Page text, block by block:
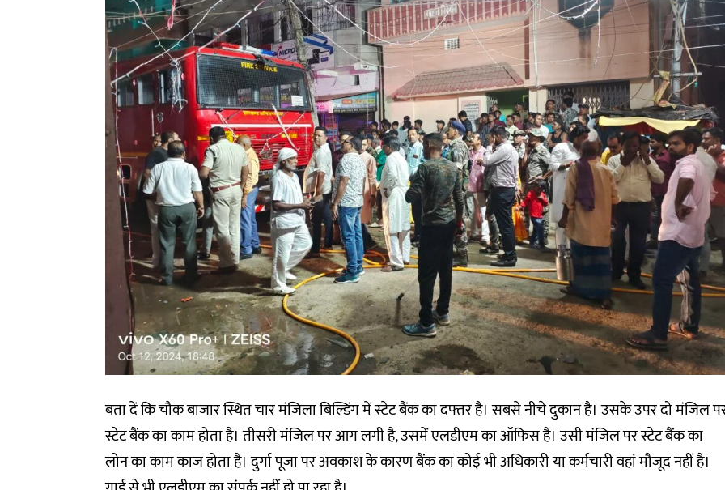
बता दें कि चौक बाजार स्थित चार मंजिला बिल्डिंग में स्टेट बैंक का दफ्तर है। सबसे नीचे दुकान है। उसके उपर दो मंजिल
स्टेट बैंक का काम होता है। तीसरी मंजिल पर आग लगी है, उसमें एलडीएम का ऑफिस है। उसी मंजिल पर स्टेट बैंक का
लोन का काम काज होता है। दुर्गा पूजा पर अवकाश के कारण बैंक का कोई भी अधिकारी या कर्मचारी वहां मौजूद नहीं है।